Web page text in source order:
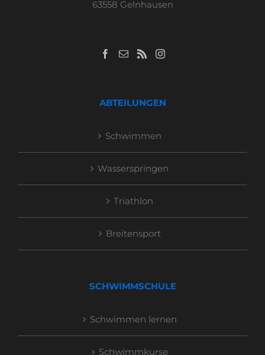
63558 Gelnhausen
ABTEILUNGEN
Schwimmen
Wasserspringen
Triathlon
Breitensport
SCHWIMMSCHULE
Schwimmen lernen
Schwimmkurse